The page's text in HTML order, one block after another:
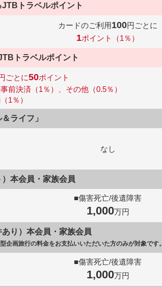
JTBトラベルポイント
カードのご利用100円ごとに
1ポイント（1％）
トラベルポイント
ごとに50ポイント
前決済（1％）、その他（0.5％）
1％）
ライフ」
なし
本会員・家族会員
■傷害死亡/後遺障害
1,000万円
り） 本会員・家族会員
企画旅行の料金をお支払いいただいた方のみが対象です。
■傷害死亡/後遺障害
1,000万円